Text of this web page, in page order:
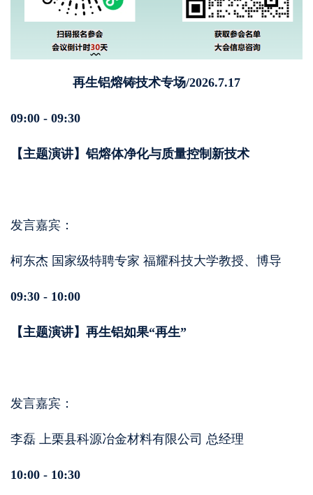
再生铝熔铸技术专场/2026.7.17
09:00 - 09:30
【主题演讲】铝熔体净化与质量控制新技术
发言嘉宾：
柯东杰 国家级特聘专家 福耀科技大学教授、博导
09:30 - 10:00
【主题演讲】再生铝如果“再生”
发言嘉宾：
李磊 上栗县科源冶金材料有限公司 总经理
10:00 - 10:30